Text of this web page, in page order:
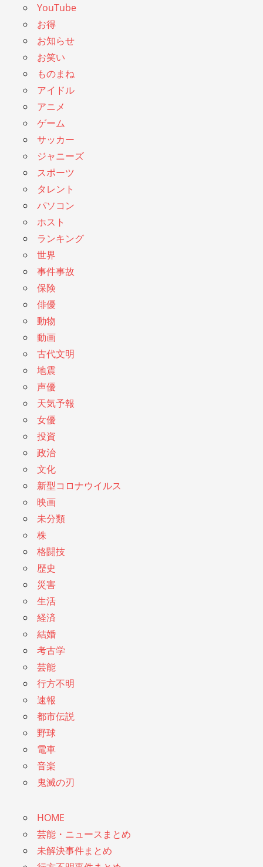
YouTube
お得
お知らせ
お笑い
ものまね
アイドル
アニメ
ゲーム
サッカー
ジャニーズ
スポーツ
タレント
パソコン
ホスト
ランキング
世界
事件事故
保険
俳優
動物
動画
古代文明
地震
声優
天気予報
女優
投資
政治
文化
新型コロナウイルス
映画
未分類
株
格闘技
歴史
災害
生活
経済
結婚
考古学
芸能
行方不明
速報
都市伝説
野球
電車
音楽
鬼滅の刃
HOME
芸能・ニュースまとめ
未解決事件まとめ